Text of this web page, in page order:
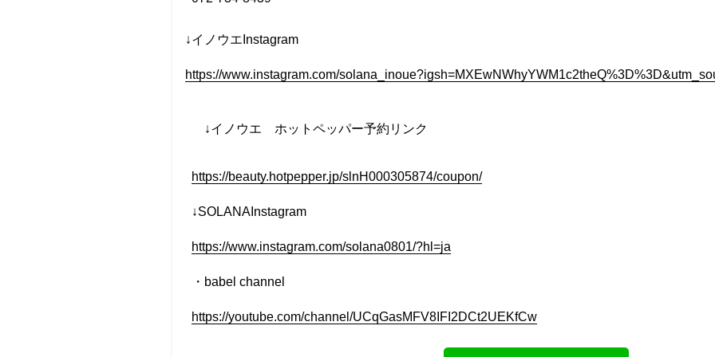
↓イノウエInstagram
https://www.instagram.com/
↓イノウエ ホットペッパー予約リンク
https://beauty.hotpepper.jp/slnH000305874/coupon/
↓SOLANAInstagram
https://www.instagram.com/solana0801/?hl=ja
・ babel channel
https://youtube.com/channel/UCqGasMFV8IFI2DCt2UEKfCw